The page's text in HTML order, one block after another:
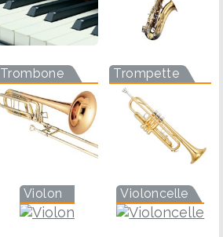
Trombone Trompette
Violon Violoncelle